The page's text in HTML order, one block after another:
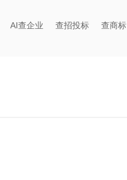
AI查企业 查招投标 查商标